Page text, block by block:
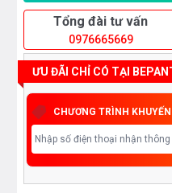
Tổng đài tư vấn
0976665669
ƯU ĐÃI CHỈ CÓ TẠI
CHƯƠNG TRÌNH